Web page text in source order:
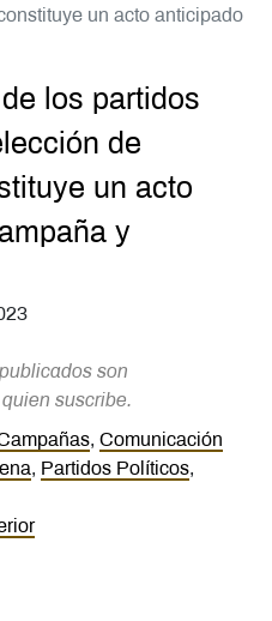
un acto anticipado
los partidos
de
un acto
y
son
suscribe.
, Comunicación
, Partidos Políticos,